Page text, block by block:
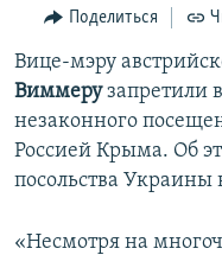
Вернутся
поиску
ИНТЕРАКТИВ
ИНФОГРАФИКА
ТЕЛЕПРОЕКТ
СОВЕТЫ
ПРОПАВШИЕ БЕЗ ВЕСТИ
ПОБЕДИТЕЛЕЙ НЕ СУДЯТ?
РАДІО СВОБОДА
КАК ОБОЙТИ
Українською
Qırımtatar
ПРИСОЕДИНЯЙТЕСЬ!
Поделиться
Вице-мэру
Виммерузапретили
незаконного
Россией Крыма. Об
посольства Украины
«Несмотря на